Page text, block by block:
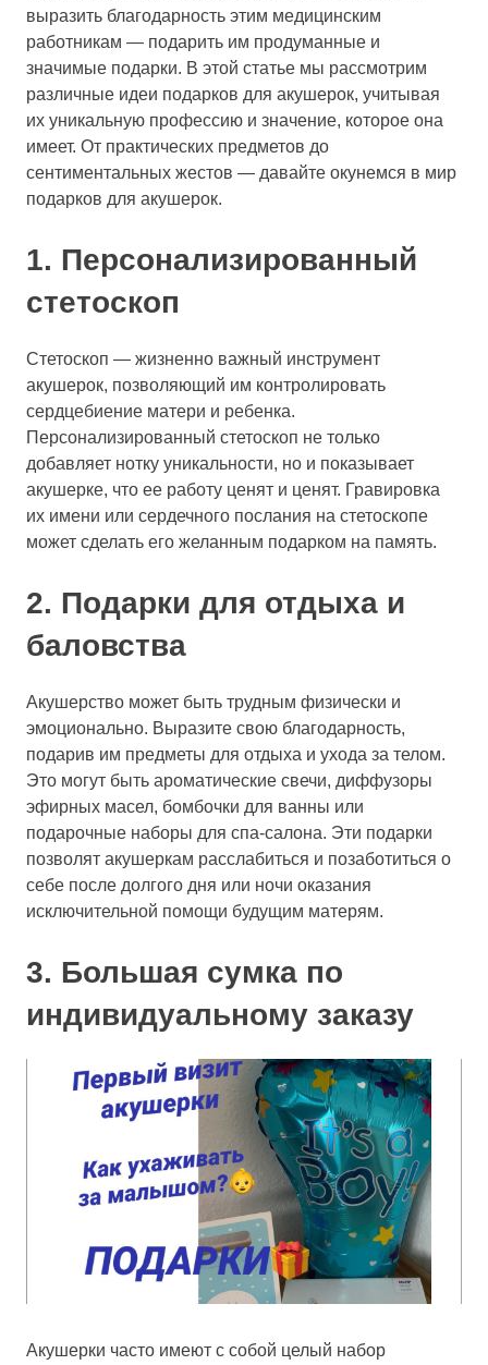
выразить благодарность этим медицинским
работникам — подарить им продуманные и
значимые подарки. В этой статье мы рассмотрим
различные идеи подарков для акушерок, учитывая
их уникальную профессию и значение, которое она
имеет. От практических предметов до
сентиментальных жестов — давайте окунемся в мир
подарков для акушерок.
1. Персонализированный
стетоскоп
Стетоскоп — жизненно важный инструмент
акушерок, позволяющий им контролировать
сердцебиение матери и ребенка.
Персонализированный стетоскоп не только
добавляет нотку уникальности, но и показывает
акушерке, что ее работу ценят и ценят. Гравировка
их имени или сердечного послания на стетоскопе
может сделать его желанным подарком на память.
2. Подарки для отдыха и
баловства
Акушерство может быть трудным физически и
эмоционально. Выразите свою благодарность,
подарив им предметы для отдыха и ухода за телом.
Это могут быть ароматические свечи, диффузоры
эфирных масел, бомбочки для ванны или
подарочные наборы для спа-салона. Эти подарки
позволят акушеркам расслабиться и позаботиться о
себе после долгого дня или ночи оказания
исключительной помощи будущим матерям.
3. Большая сумка по
индивидуальному заказу
Акушерки часто имеют с собой целый набор